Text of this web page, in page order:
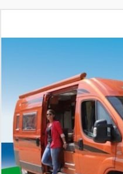
Forum de conseils et